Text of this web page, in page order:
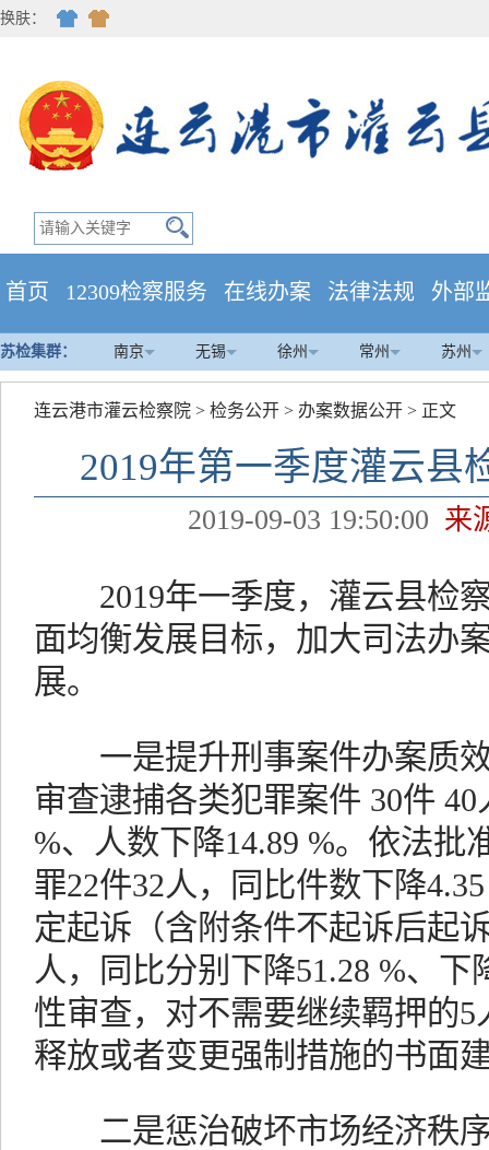
换肤：
首页 12309检察服务 在线办案 法律法规 外部
苏检集群： 南京 无锡 徐州 常州 苏州
连云港市灌云检察院 > 检务公开 > 办案数据公开 > 正文
2019年第一季度灌云县
2019-09-03 19:50:00 来
2019年一季度，灌云县检察
面均衡发展目标，加大司法办
展。
一是提升刑事案件办案质效
审查逮捕各类犯罪案件 30件
%、人数下降14.89 %。依法批
罪22件32人，同比件数下降
定起诉（含附条件不起诉后起
人，同比分别下降51.28 %、下
性审查，对不需要继续羁押的
释放或者变更强制措施的书面
二是惩治破坏市场经济秩序